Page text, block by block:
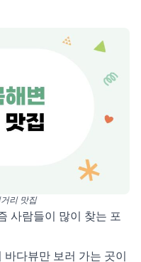
리 맛집
사람들이 많이 찾는 포
다뷰만 보러 가는 곳이